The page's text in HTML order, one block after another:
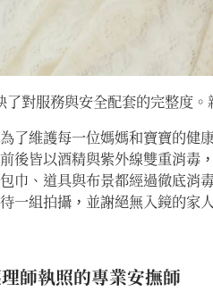
了對服務與安全配套的完整度
了維護每一位媽媽和寶寶的健
後皆以酒精與紫外線雙重消毒
巾、道具與布景都經過徹底消
一組拍攝，並謝絕無入鏡的家
師執照的專業安撫師